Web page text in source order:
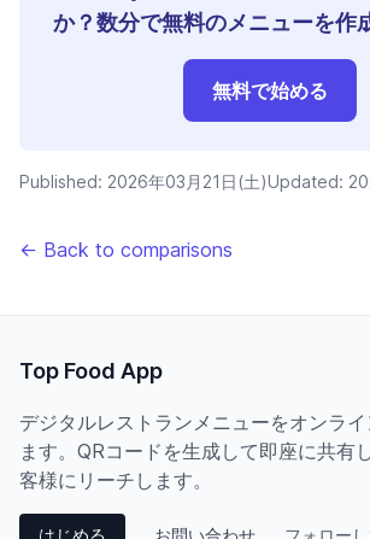
か？数分で無料のメニューを作
無料で始める
Published: 2026年03月21日(土)Updated:
← Back to comparisons
Top Food App
デジタルレストランメニューをオンラ
ます。QRコードを生成して即座に共有
客様にリーチします。
はじめる お問い合わせ フォロー